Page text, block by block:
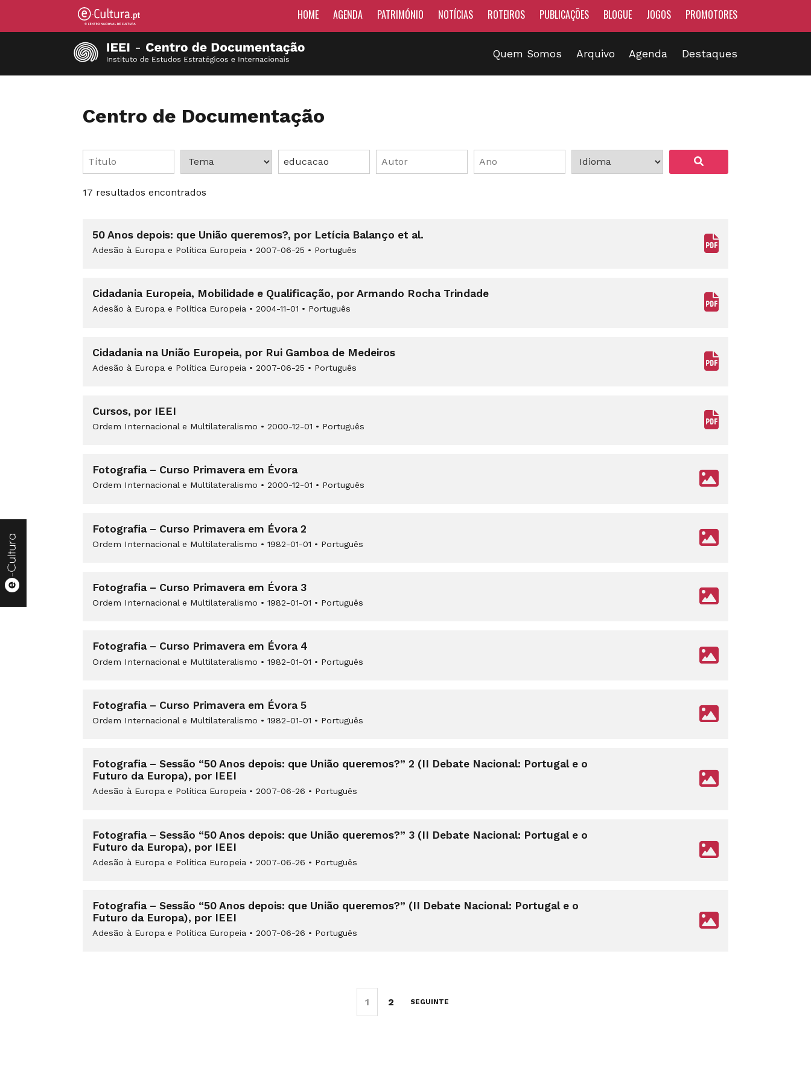
HOME AGENDA PATRIMÓNIO NOTÍCIAS ROTEIROS PUBLICAÇÕES BLOGUE JOGOS PROMOTORES
Quem Somos Arquivo Agenda Destaques
Centro de Documentação
17 resultados encontrados
50 Anos depois: que União queremos?, por Letícia Balanço et al.
Adesão à Europa e Política Europeia • 2007-06-25 • Português
Cidadania Europeia, Mobilidade e Qualificação, por Armando Rocha Trindade
Adesão à Europa e Política Europeia • 2004-11-01 • Português
Cidadania na União Europeia, por Rui Gamboa de Medeiros
Adesão à Europa e Política Europeia • 2007-06-25 • Português
Cursos, por IEEI
Ordem Internacional e Multilateralismo • 2000-12-01 • Português
Fotografia – Curso Primavera em Évora
Ordem Internacional e Multilateralismo • 2000-12-01 • Português
Fotografia – Curso Primavera em Évora 2
Ordem Internacional e Multilateralismo • 1982-01-01 • Português
Fotografia – Curso Primavera em Évora 3
Ordem Internacional e Multilateralismo • 1982-01-01 • Português
Fotografia – Curso Primavera em Évora 4
Ordem Internacional e Multilateralismo • 1982-01-01 • Português
Fotografia – Curso Primavera em Évora 5
Ordem Internacional e Multilateralismo • 1982-01-01 • Português
Fotografia – Sessão “50 Anos depois: que União queremos?” 2 (II Debate Nacional: Portugal e o
Futuro da Europa), por IEEI
Adesão à Europa e Política Europeia • 2007-06-26 • Português
Fotografia – Sessão “50 Anos depois: que União queremos?” 3 (II Debate Nacional: Portugal e o
Futuro da Europa), por IEEI
Adesão à Europa e Política Europeia • 2007-06-26 • Português
Fotografia – Sessão “50 Anos depois: que União queremos?” (II Debate Nacional: Portugal e o
Futuro da Europa), por IEEI
Adesão à Europa e Política Europeia • 2007-06-26 • Português
1 2 SEGUINTE